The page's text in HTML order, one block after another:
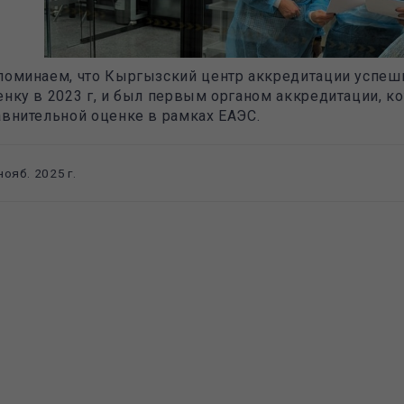
что Кыргызский центр аккредитации
в 2023 г, и был первым органом аккредитации,
оценке в рамках ЕАЭС.
2025 г.